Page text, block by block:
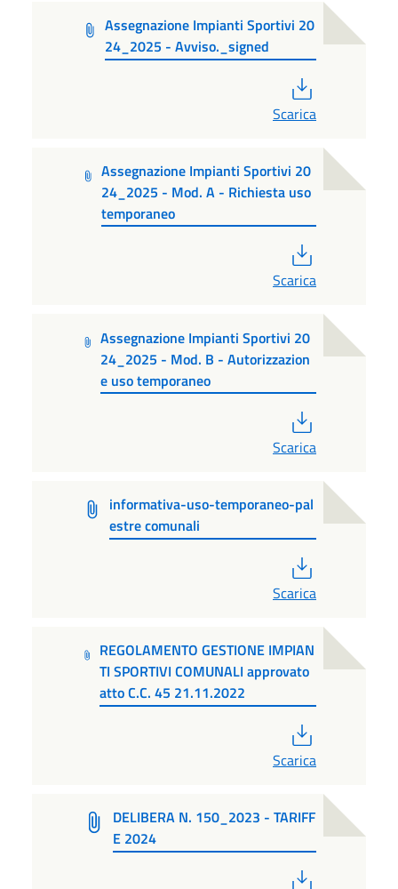
Assegnazione Impianti Sportivi 20
24_2025 - Avviso._signed
Scarica
Assegnazione Impianti Sportivi 20
24_2025 - Mod. A - Richiesta uso
temporaneo
Scarica
Assegnazione Impianti Sportivi 20
24_2025 - Mod. B - Autorizzazion
e uso temporaneo
Scarica
informativa-uso-temporaneo-pal
estre comunali
Scarica
REGOLAMENTO GESTIONE IMPIAN
TI SPORTIVI COMUNALI approvato
atto C.C. 45 21.11.2022
Scarica
DELIBERA N. 150_2023 - TARIFF
E 2024